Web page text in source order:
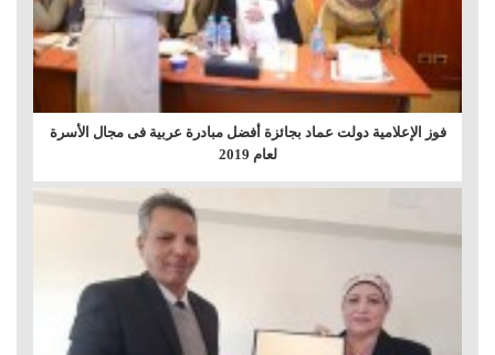
فوز الإعلامية دولت عماد بجائزة أفضل مبادرة عربية فى مجال الأسرة
لعام 2019